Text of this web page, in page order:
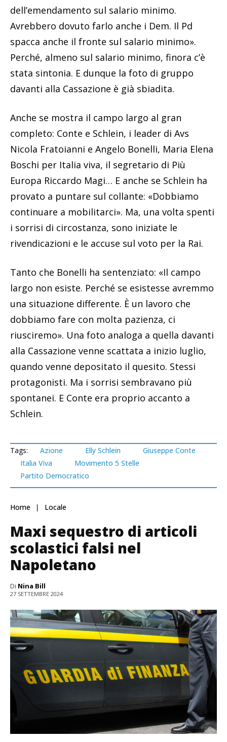
dell’emendamento sul salario minimo.
Avrebbero dovuto farlo anche i Dem. Il Pd
spacca anche il fronte sul salario minimo».
Perché, almeno sul salario minimo, finora c’è
stata sintonia. E dunque la foto di gruppo
davanti alla Cassazione è già sbiadita.
Anche se mostra il campo largo al gran
completo: Conte e Schlein, i leader di Avs
Nicola Fratoianni e Angelo Bonelli, Maria Elena
Boschi per Italia viva, il segretario di Più
Europa Riccardo Magi… E anche se Schlein ha
provato a puntare sul collante: «Dobbiamo
continuare a mobilitarci». Ma, una volta spenti
i sorrisi di circostanza, sono iniziate le
rivendicazioni e le accuse sul voto per la Rai.
Tanto che Bonelli ha sentenziato: «Il campo
largo non esiste. Perché se esistesse avremmo
una situazione differente. È un lavoro che
dobbiamo fare con molta pazienza, ci
riusciremo». Una foto analoga a quella davanti
alla Cassazione venne scattata a inizio luglio,
quando venne depositato il quesito. Stessi
protagonisti. Ma i sorrisi sembravano più
spontanei. E Conte era proprio accanto a
Schlein.
Tags: Azione Elly Schlein
Giuseppe Conte
Italia Viva
Movimento 5 Stelle
Partito Democratico
Home Locale
Maxi sequestro di articoli
scolastici falsi nel
Napoletano
Di Nina Bill
27 SETTEMBRE 2024